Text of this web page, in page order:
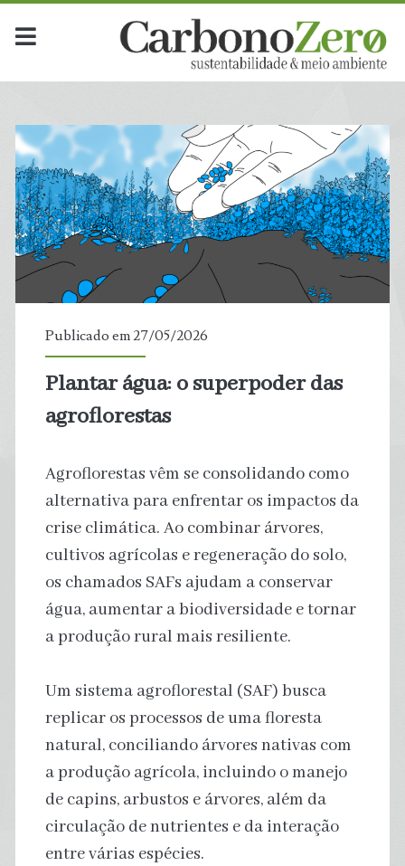
Publicado em 27/05/2026
Plantar água: o superpoder das
agroflorestas
Agroflorestas vêm se consolidando como
alternativa para enfrentar os impactos da
crise climática. Ao combinar árvores,
cultivos agrícolas e regeneração do solo,
os chamados SAFs ajudam a conservar
água, aumentar a biodiversidade e tornar
a produção rural mais resiliente.
Um sistema agroflorestal (SAF) busca
replicar os processos de uma floresta
natural, conciliando árvores nativas com
a produção agrícola, incluindo o manejo
de capins, arbustos e árvores, além da
circulação de nutrientes e da interação
entre várias espécies.